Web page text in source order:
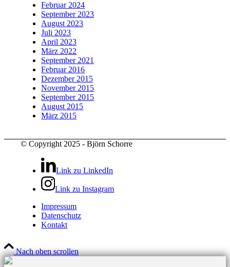
Februar 2024
September 2023
August 2023
Juli 2023
April 2023
März 2022
September 2021
Februar 2016
Dezember 2015
November 2015
September 2015
August 2015
März 2015
© Copyright 2025 - Björn Schorre
Link zu LinkedIn
Link zu Instagram
Impressum
Datenschutz
Kontakt
Nach oben scrollen